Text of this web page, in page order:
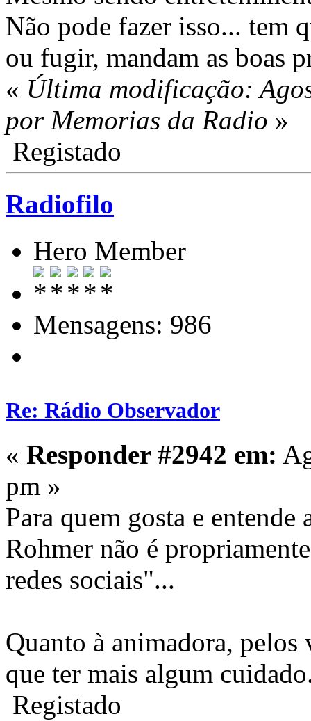
Não pode fazer isso... tem
ou fugir, mandam as boas
« Última modificação:
por Memorias da Radio »
Registado
Radiofilo
Hero Member
Mensagens: 986
Re: Rádio Observador
« Responder #2942 em:
pm »
Para quem gosta e
Rohmer não é
redes sociais"...
Quanto à animadora,
que ter mais algum
Registado